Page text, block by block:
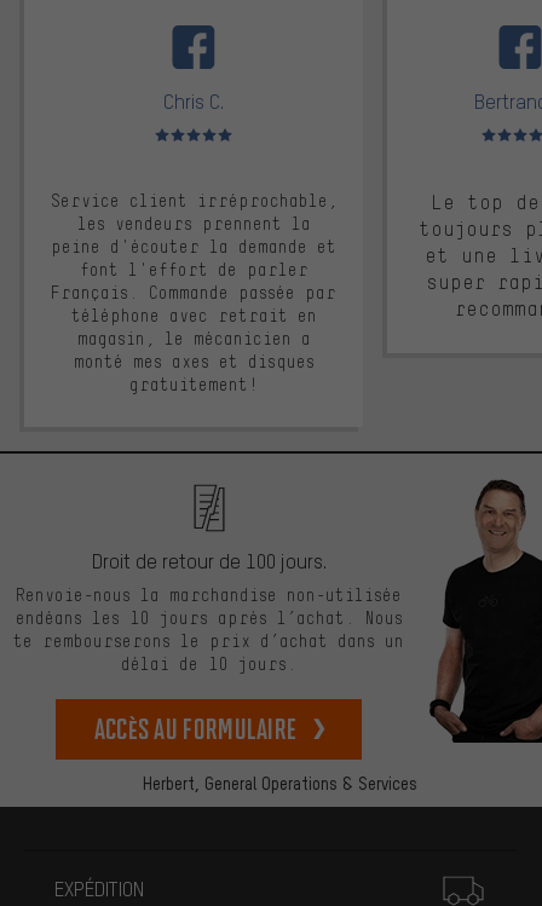
Chris C.
Note moyenne : 5 sur 5
Service client irréprochable,
les vendeurs prennent la
peine d'écouter la demande et
font l'effort de parler
Français. Commande passée par
téléphone avec retrait en
magasin, le mécanicien a
monté mes axes et disques
gratuitement!
Note
Le top
toujours
et une
super
Herbert, General Operations & Services
Droit de retour de 100 jours.
Renvoie-nous la marchandise non-utilisée
endéans les 10 jours après l’achat. Nous
te rembourserons le prix d’achat dans un
délai de 10 jours.
Accès au formulaire
EXPÉDITION